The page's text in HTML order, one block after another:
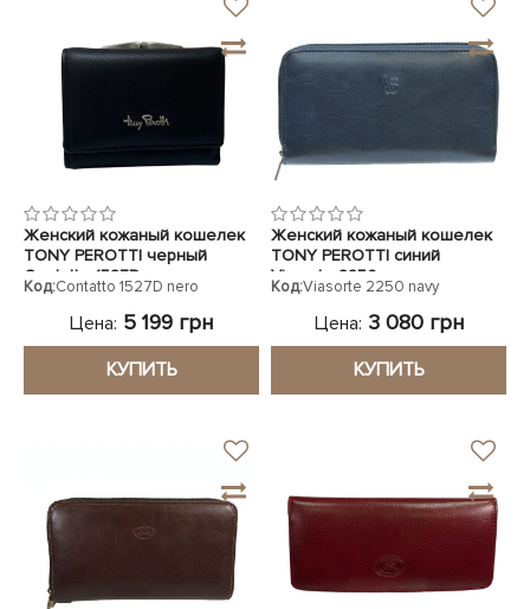
Женский кожаный кошелек
TONY PEROTTI черный
Contatto 1527D nero
Код:Contatto 1527D nero
Цена: 5 199 грн
КУПИТЬ
Женский кожаный кошелек
TONY PEROTTI синий
Viasorte 2250 navy
Код:Viasorte 2250 navy
Цена: 3 080 грн
КУПИТЬ